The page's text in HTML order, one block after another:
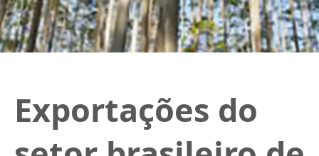
Exportações do